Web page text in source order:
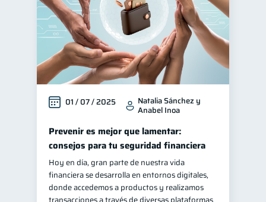
01 / 07 / 2025 Natalia Sánchez y
Anabel Inoa
Prevenir es mejor que lamentar:
consejos para tu seguridad financiera
Hoy en día, gran parte de nuestra vida
financiera se desarrolla en entornos digitales,
donde accedemos a productos y realizamos